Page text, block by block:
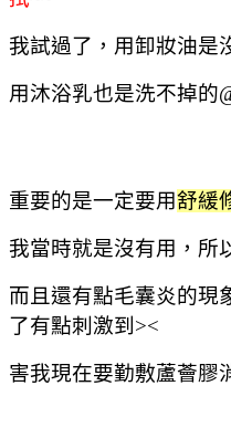
我試過了，用卸妝油是
用沐浴乳也是洗不掉的
重要的是一定要用舒緩
我當時就是沒有用，所
而且還有點毛囊炎的現
了有點刺激到><
害我現在要勤敷蘆薈膠